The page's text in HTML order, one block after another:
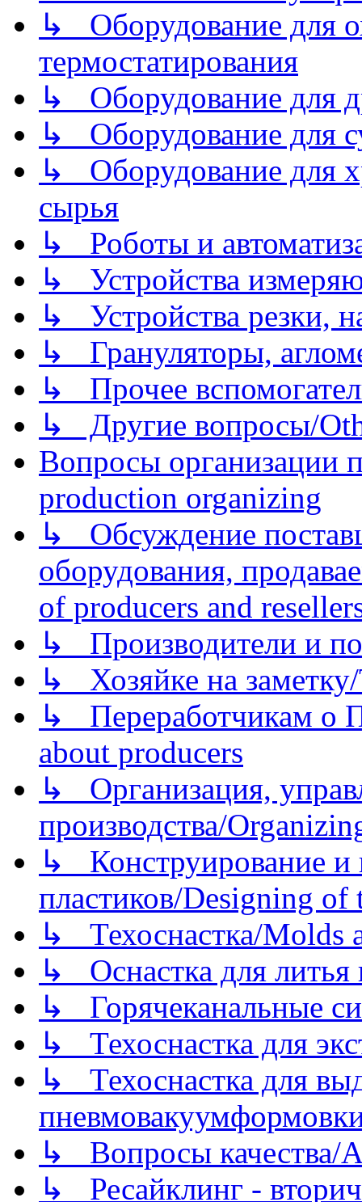
↳ Оборудование для
термостатирования
↳ Оборудование для
↳ Оборудование для
↳ Оборудование для
сырья
↳ Роботы и
↳ Устройства
↳ Устройства резки,
↳ Грануляторы,
↳ Прочее
↳ Другие вопросы/
Вопросы организации
production organizing
↳ Обсуждение
оборудования,
of producers and
↳ Производители и
↳ Хозяйке на
↳ Переработчикам о
about producers
↳ Организация,
производства/
↳ Конструирование и
пластиков/Designing of
↳ Техоснастка/Molds
↳ Оснастка для литья
↳ Горячеканальные
↳ Техоснастка для
↳ Техоснастка для
↳ Вопросы качества/
↳ Ресайклинг -